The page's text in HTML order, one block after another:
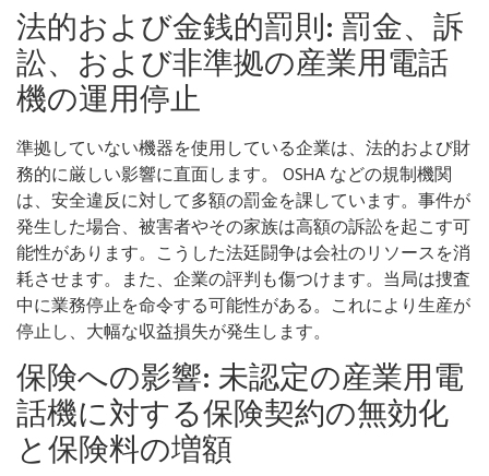
法的および金銭的罰則: 罰金、訴
訟、および非準拠の産業用電話
機の運用停止
準拠していない機器を使用している企業は、法的および財
務的に厳しい影響に直面します。 OSHA などの規制機関
は、安全違反に対して多額の罰金を課しています。事件が
発生した場合、被害者やその家族は高額の訴訟を起こす可
能性があります。こうした法廷闘争は会社のリソースを消
耗させます。また、企業の評判も傷つけます。当局は捜査
中に業務停止を命令する可能性がある。これにより生産が
停止し、大幅な収益損失が発生します。
保険への影響: 未認定の産業用電
話機に対する保険契約の無効化
と保険料の増額